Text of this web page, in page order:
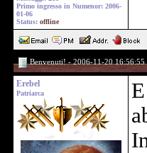
Primo ingresso in Numenor: 2006-
01-06
Status: offline
Benvenuti! - 2006-11-20 16:56:55
Erebel
Patriarca